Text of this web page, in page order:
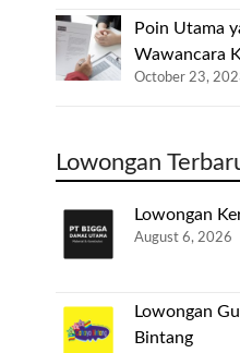
Poin Utama
Wawancara
October 23,
Lowongan
Lowongan
August 6, 2026
Lowongan
Bintang